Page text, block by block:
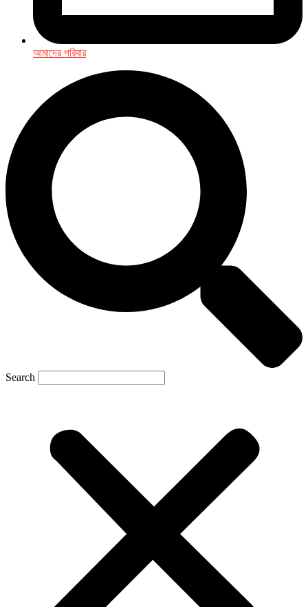
আমাদের পরিবার
Search